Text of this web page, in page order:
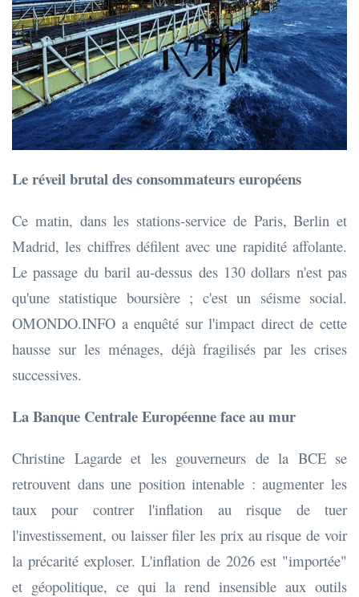
Le réveil brutal des consommateurs européens
Ce matin, dans les stations-service de Paris, Berlin et
Madrid, les chiffres défilent avec une rapidité affolante.
Le passage du baril au-dessus des 130 dollars n'est pas
qu'une statistique boursière ; c'est un séisme social.
OMONDO.INFO a enquêté sur l'impact direct de cette
hausse sur les ménages, déjà fragilisés par les crises
successives.
La Banque Centrale Européenne face au mur
Christine Lagarde et les gouverneurs de la BCE se
retrouvent dans une position intenable : augmenter les
taux pour contrer l'inflation au risque de tuer
l'investissement, ou laisser filer les prix au risque de voir
la précarité exploser. L'inflation de 2026 est "importée"
et géopolitique, ce qui la rend insensible aux outils